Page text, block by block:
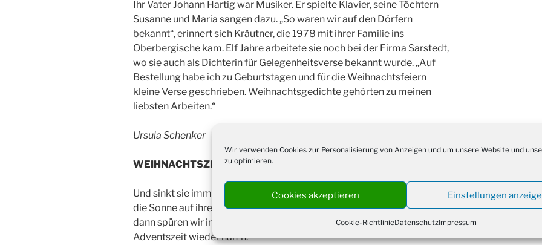
Wir verwenden Cookies zur Personalisierung von Anzeigen und um unsere Website und
zu optimieren.
Cookies akzeptieren Einstellungen
Cookie-RichtlinieDatenschutzImpressum
Ihr Vater Johann Hartig war Musiker. Er spielte Klavier, seine Töchtern
Susanne und Maria sangen dazu. „So waren wir auf den Dörfern
bekannt“, erinnert sich Kräutner, die 1978 mit ihrer Familie ins
Oberbergische kam. Elf Jahre arbeitete sie noch bei der Firma Sarstedt,
wo sie auch als Dichterin für Gelegenheitsverse bekannt wurde. „Auf
Bestellung habe ich zu Geburtstagen und für die Weihnachtsfeiern
kleine Verse geschrieben. Weihnachtsgedichte gehörten zu meinen
liebsten Arbeiten.“
Ursula Schenker
WEIHNACHTSZEIT
Und sinkt sie immer tiefer,
die Sonne auf ihrer Bahn,
dann spüren wir in unseren Herzen,
Adventszeit wieder nah`n.
24.12.